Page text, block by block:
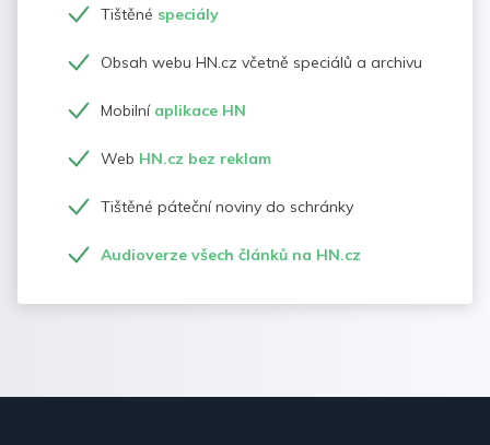
Tištěné speciály
Obsah webu HN.cz včetně speciálů a archivu
Mobilní aplikace HN
Web HN.cz bez reklam
Tištěné páteční noviny do schránky
Audioverze všech článků na HN.cz